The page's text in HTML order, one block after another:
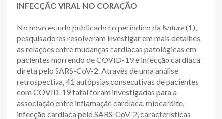
INFECÇÃO VIRAL NO CORAÇÃO
No novo estudo publicado no periódico da Nature(1 ),
pesquisadores resolveram investigar em mais detalhes
as relações entre mudanças cardíacas patológicas em
pacientes morrendo de COVID-19 e infecção cardíaca
direta pelo SARS-CoV-2. Através de uma análise
retrospectiva, 41 autópsias consecutivas de pacientes
com COVID-19 fatal foram investigadas para a
associação entre inflamação cardíaca, miocardite,
infecção cardíaca pelo SARS-CoV-2, características